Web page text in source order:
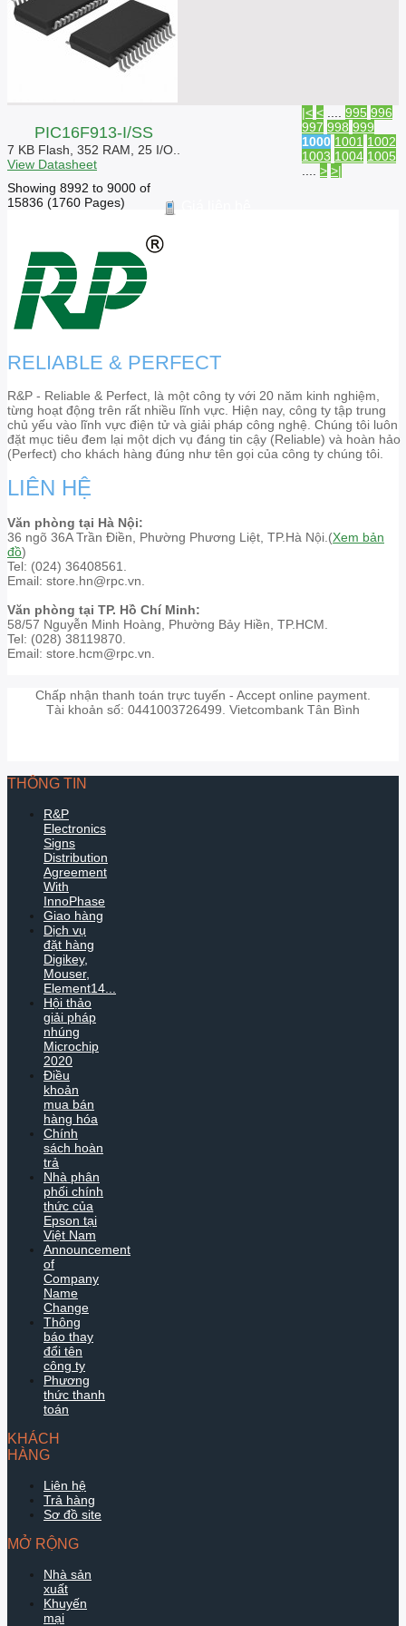
PIC16F913-I/SS
7 KB Flash, 352 RAM, 25 I/O..
View Datasheet
|< < 995 996
997 998 999
1000 1001 1002
1003 1004 1005
> >|
Showing 8992 to 9000 of
15836 (1760 Pages)
RELIABLE & PERFECT
R&P - Reliable & Perfect, là một công ty với 20 năm kinh nghiệm,
từng hoạt động trên rất nhiều lĩnh vực. Hiện nay, công ty tập trung
chủ yếu vào lĩnh vực điện tử và giải pháp công nghệ. Chúng tôi luôn
đặt mục tiêu đem lại một dịch vụ đáng tin cậy (Reliable) và hoàn hảo
(Perfect) cho khách hàng đúng như tên gọi của công ty chúng tôi.
LIÊN HỆ
Văn phòng tại Hà Nội:
36 ngõ 36A Trần Điền, Phường Phương Liệt, TP.Hà Nội.(Xem bản
đồ)
Tel: (024) 36408561.
Email: store.hn@rpc.vn.
Văn phòng tại TP. Hồ Chí Minh:
58/57 Nguyễn Minh Hoàng, Phường Bảy Hiền, TP.HCM.
Tel: (028) 38119870.
Email: store.hcm@rpc.vn.
Chấp nhận thanh toán trực tuyến - Accept online payment.
Tài khoản số: 0441003726499. Vietcombank Tân Bình
THÔNG TIN
R&P
Electronics
Signs
Distribution
Agreement
With
InnoPhase
Giao hàng
Dịch vụ
đặt hàng
Digikey,
Mouser,
Element14...
Hội thảo
giải pháp
nhúng
Microchip
2020
Điều
khoản
mua bán
hàng hóa
Chính
sách hoàn
trả
Nhà phân
phối chính
thức của
Epson tại
Việt Nam
Announcement
of
Company
Name
Change
Thông
báo thay
đổi tên
công ty
Phương
thức thanh
toán
KHÁCH
HÀNG
Liên hệ
Trả hàng
Sơ đồ site
MỞ RỘNG
Nhà sản
xuất
Khuyến
mại